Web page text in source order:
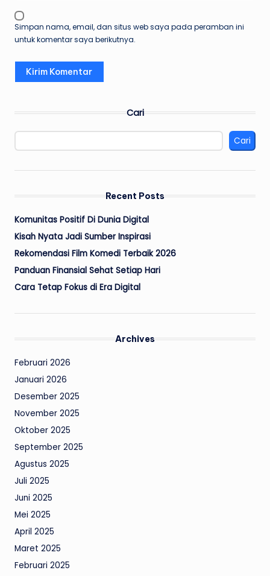
Simpan nama, email, dan situs web saya pada peramban ini
untuk komentar saya berikutnya.
Cari
Cari
Recent Posts
Komunitas Positif Di Dunia Digital
Kisah Nyata Jadi Sumber Inspirasi
Rekomendasi Film Komedi Terbaik 2026
Panduan Finansial Sehat Setiap Hari
Cara Tetap Fokus di Era Digital
Archives
Februari 2026
Januari 2026
Desember 2025
November 2025
Oktober 2025
September 2025
Agustus 2025
Juli 2025
Juni 2025
Mei 2025
April 2025
Maret 2025
Februari 2025